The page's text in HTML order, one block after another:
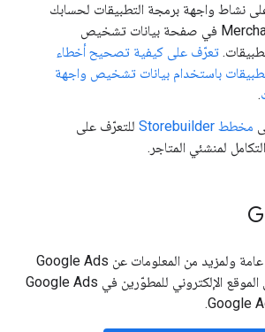
نشاط واجهة برمجة التطبيقات لحسابك
على Merchant Center في صفحة بيانات تشخيص
تعرّف على كيفية تصحيح أخطاء
باستخدام بيانات تشخيص واجهة
.
مخطط Storebuilder
للتعرّف على
لمنشئي المتاجر.
للحصول على معلومات عامة ولمزيد من المعلومات عن Google Ads
API، يُرجى الانتقال إلى الموقع الإلكتروني للمطوّرين في Google Ads